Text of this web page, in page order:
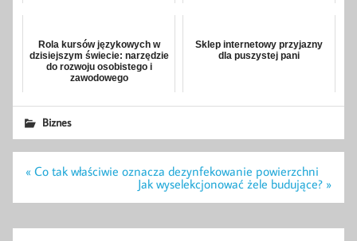
Rola kursów językowych w
dzisiejszym świecie: narzędzie
do rozwoju osobistego i
zawodowego
Sklep internetowy przyjazny
dla puszystej pani
Biznes
Nawigacja
« Co tak właściwie oznacza dezynfekowanie powierzchni
Jak wyselekcjonować żele budujące? »